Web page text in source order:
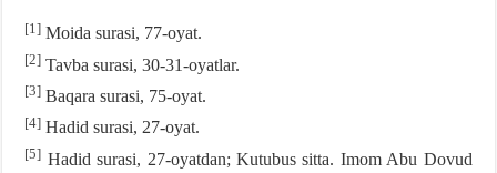
[1] Moida surasi, 77-oyat.
[2] Tavba surasi, 30-31-oyatlar.
[3] Baqara surasi, 75-oyat.
[4] Hadid surasi, 27-oyat.
[5] Hadid surasi, 27-oyatdan; Kutubus sitta. Imom Abu Dovud